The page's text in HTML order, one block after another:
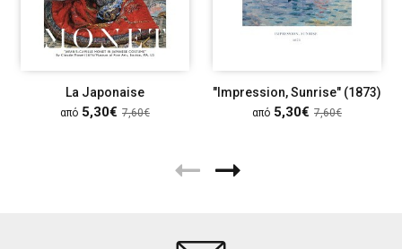
La Japonaise
από 5,30€ 7,60€
"Impression, Sunrise" (1873)
από 5,30€ 7,60€